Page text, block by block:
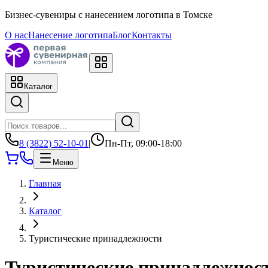
Бизнес-сувениры с нанесением логотипа в Томске
О насНанесение логотипаБлогКонтакты
Каталог
8 (3822) 52-10-01 | Пн-Пт, 09:00-18:00
Меню
Главная
Каталог
Туристические принадлежности